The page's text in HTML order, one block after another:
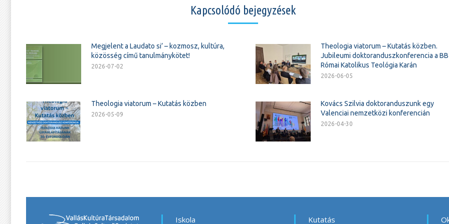
Kapcsolódó bejegyzések
Megjelent a Laudato si’ – kozmosz, kultúra,
közösség című tanulmánykötet!
2026-07-02
Theologia viatorum – Kutatás közben.
Jubileumi doktoranduszkonferencia a
Római Katolikus Teológia Karán
2026-06-05
Theologia viatorum – Kutatás közben
2026-05-09
Kovács Szilvia doktoranduszunk egy
Valenciai nemzetközi konferencián
2026-04-30
Iskola Kutatás